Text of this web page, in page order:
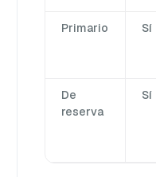
Primario Sí
De
reserva
Sí